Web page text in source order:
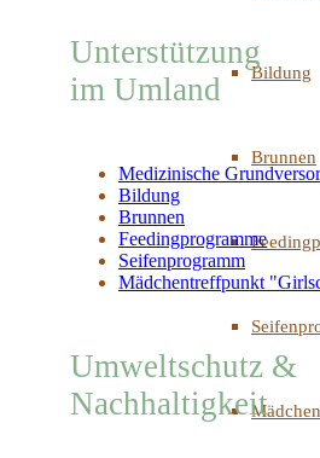
Bildung
Brunnen
Unterstützung
im Umland
Medizinische
Bildung
Brunnen
Feedingprogramme
Seifenprogramm
Mädchentreffpunkt
Umweltschutz &
Nachhaltigkeit